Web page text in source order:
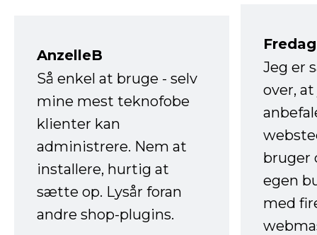
AnzelleB
Så enkel at bruge - selv
mine mest teknofobe
klienter kan
administrere. Nem at
installere, hurtig at
sætte op. Lysår foran
andre shop-plugins.
Jeg er
over,
bruger
egen
med